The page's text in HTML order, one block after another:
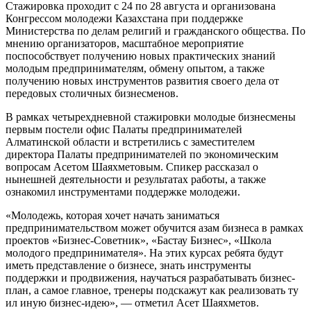
Стажировка проходит с 24 по 28 августа и организована
Конгрессом молодежи Казахстана при поддержке
Министерства по делам религий и гражданского общества. По
мнению организаторов, масштабное мероприятие
поспособствует получению новых практических знаний
молодым предпринимателям, обмену опытом, а также
получению новых инструментов развития своего дела от
передовых столичных бизнесменов.
В рамках четырехдневной стажировки молодые бизнесмены
первым постели офис Палаты предпринимателей
Алматинской области и встретились с заместителем
директора Палаты предпринимателей по экономическим
вопросам Асетом Шаяхметовым. Спикер рассказал о
нынешней деятельности и результатах работы, а также
ознакомил инструментами поддержке молодежи.
«Молодежь, которая хочет начать заниматься
предпринимательством может обучится азам бизнеса в рамках
проектов «Бизнес-Советник», «Бастау Бизнес», «Школа
молодого предпринимателя». На этих курсах ребята будут
иметь представление о бизнесе, знать инструменты
поддержки и продвижения, научаться разрабатывать бизнес-
план, а самое главное, тренеры подскажут как реализовать ту
ил иную бизнес-идею», — отметил Асет Шаяхметов.